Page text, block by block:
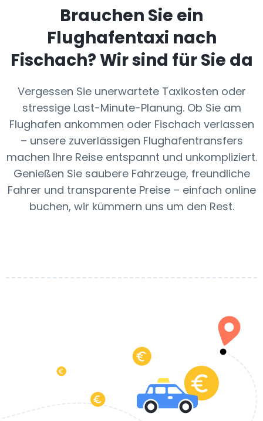
Brauchen Sie ein
Flughafentaxi nach
Fischach? Wir sind für Sie da
Vergessen Sie unerwartete Taxikosten oder
stressige Last-Minute-Planung. Ob Sie am
Flughafen ankommen oder Fischach verlassen
– unsere zuverlässigen Flughafentransfers
machen Ihre Reise entspannt und unkompliziert.
Genießen Sie saubere Fahrzeuge, freundliche
Fahrer und transparente Preise – einfach online
buchen, wir kümmern uns um den Rest.